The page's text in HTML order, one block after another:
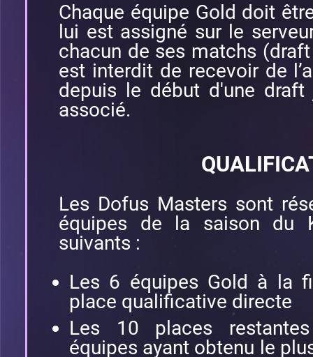
Chaque équipe Gold doit
lui est assigné sur le
chacun de ses matchs
est interdit de recevoir de
depuis le début d'une
associé.
Les Dofus Masters sont
équipes de la saison du
suivants :
Les 6 équipes Gold à la
place qualificative directe
Les 10 places
équipes ayant obtenu le